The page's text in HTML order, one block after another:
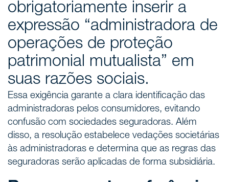
obrigatoriamente inserir a
expressão “administradora de
operações de proteção
patrimonial mutualista” em
suas razões sociais.
Essa exigência garante a clara identificação das
administradoras pelos consumidores, evitando
confusão com sociedades seguradoras. Além
disso, a resolução estabelece vedações societárias
às administradoras e determina que as regras das
seguradoras serão aplicadas de forma subsidiária.